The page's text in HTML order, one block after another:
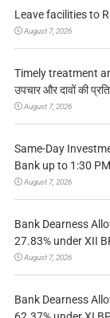
Leave facilities to
August 7, 2026
Timely treatment
उपचार और दावों की
August 7, 2026
Same-Day
Bank up to 1:30
August 7, 2026
Bank Dearness
27.83% under XII
August 7, 2026
Bank Dearness